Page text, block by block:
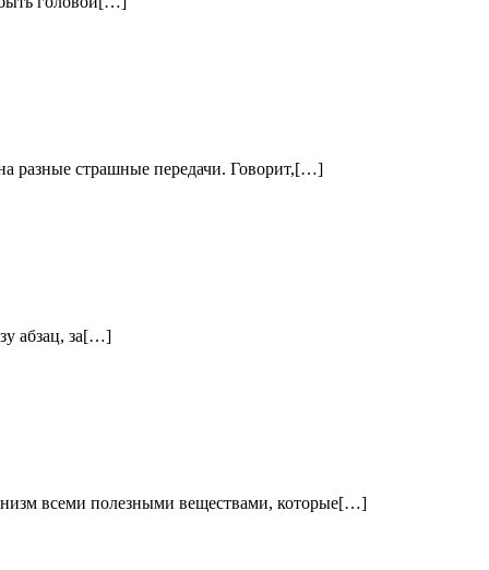
разные страшные передачи. Говорит,[…]
абзац, за[…]
всеми полезными веществами, которые[…]